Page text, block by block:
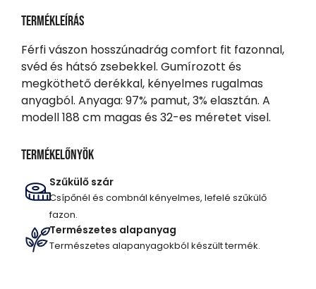
Termékleírás
Férfi vászon hosszúnadrág comfort fit fazonnal,
svéd és hátsó zsebekkel. Gumírozott és
megköthető derékkal, kényelmes rugalmas
anyagból. Anyaga: 97% pamut, 3% elasztán. A
modell 188 cm magas és 32-es méretet visel.
Termékelőnyök
Szűkülő szár
Csípőnél és combnál kényelmes, lefelé szűkülő
fazon.
Természetes alapanyag
Természetes alapanyagokból készült termék.